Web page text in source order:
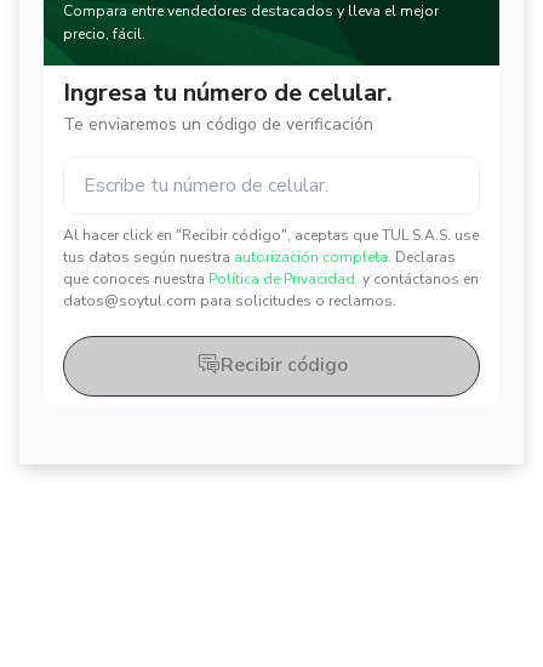
Compara entre vendedores destacados y lleva el mejor
precio, fácil.
Ingresa tu número de celular.
Te enviaremos un código de verificación
Al hacer click en "Recibir código", aceptas que TUL S.A.S. use
tus datos según nuestra autorización completa. Declaras
que conoces nuestra Política de Privacidad. y contáctanos en
datos@soytul.com para solicitudes o reclamos.
✕
✕
Recibir código